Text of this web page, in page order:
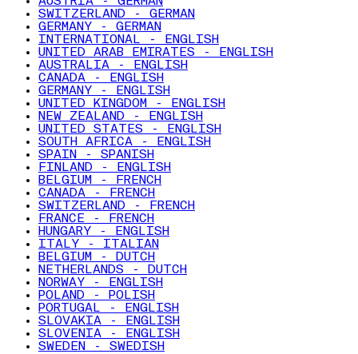
SWITZERLAND - GERMAN
GERMANY - GERMAN
INTERNATIONAL - ENGLISH
UNITED ARAB EMIRATES - ENGLISH
AUSTRALIA - ENGLISH
CANADA - ENGLISH
GERMANY - ENGLISH
UNITED KINGDOM - ENGLISH
NEW ZEALAND - ENGLISH
UNITED STATES - ENGLISH
SOUTH AFRICA - ENGLISH
SPAIN - SPANISH
FINLAND - ENGLISH
BELGIUM - FRENCH
CANADA - FRENCH
SWITZERLAND - FRENCH
FRANCE - FRENCH
HUNGARY - ENGLISH
ITALY - ITALIAN
BELGIUM - DUTCH
NETHERLANDS - DUTCH
NORWAY - ENGLISH
POLAND - POLISH
PORTUGAL - ENGLISH
SLOVAKIA - ENGLISH
SLOVENIA - ENGLISH
SWEDEN - SWEDISH